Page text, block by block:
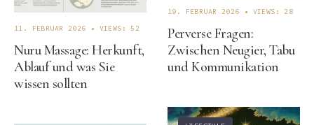
19. FEBRUAR 2026 • VIEWS: 28
Perverse Fragen:
Zwischen Neugier, Tabu
und Kommunikation
11. FEBRUAR 2026 • VIEWS: 52
Nuru Massage: Herkunft,
Ablauf und was Sie
wissen sollten